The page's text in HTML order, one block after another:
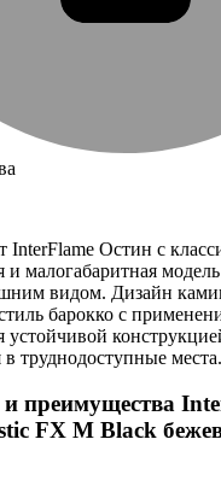
InterFlame Остин с
и малогабаритная
видом. Дизайн
барокко с
устойчивой
в труднодоступные места.
и преимущества
FX M Black